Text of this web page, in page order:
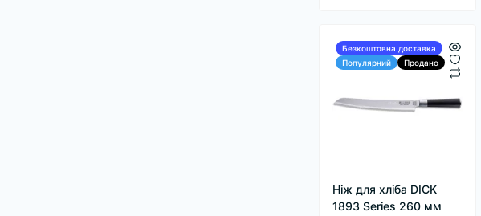
Безкоштовна доставка
Популярний
Продано
Ніж для хліба DICK
1893 Series 260 мм